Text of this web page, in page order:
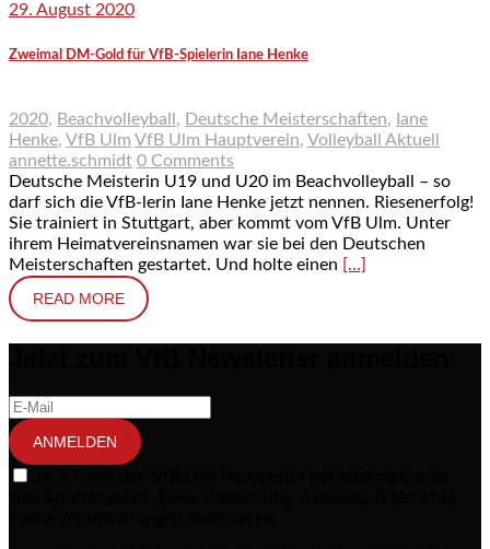
29. August 2020
Zweimal DM-Gold für VfB-Spielerin Iane Henke
2020, Beachvolleyball , Deutsche Meisterschaften, Iane
Henke, VfB Ulm VfB Ulm Hauptverein, Volleyball Aktuell
annette.schmidt 0 Comments
Deutsche Meisterin U19 und U20 im Beachvolleyball – so
darf sich die VfB-lerin Iane Henke jetzt nennen. Riesenerfolg!
Sie trainiert in Stuttgart, aber kommt vom VfB Ulm. Unter
ihrem Heimatvereinsnamen war sie bei den Deutschen
Meisterschaften gestartet. Und holte einen […]
READ MORE
ANMELDEN